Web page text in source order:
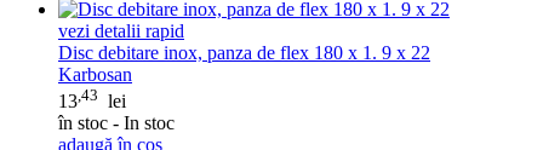
vezi detalii rapid
Disc debitare inox, panza de flex 180 x 1. 9 x 22
Karbosan
13,43 lei
în stoc - In stoc
adaugă în coș